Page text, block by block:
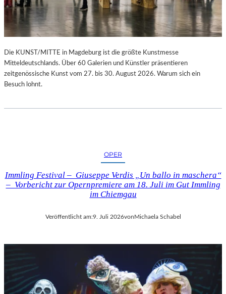
Die KUNST/MITTE in Magdeburg ist die größte Kunstmesse
Mitteldeutschlands. Über 60 Galerien und Künstler präsentieren
zeitgenössische Kunst vom 27. bis 30. August 2026. Warum sich ein
Besuch lohnt.
OPER
Immling Festival – Giuseppe Verdis „Un ballo in maschera“
– Vorbericht zur Opernpremiere am 18. Juli im Gut Immling
im Chiemgau
Veröffentlicht am:9. Juli 2026vonMichaela Schabel